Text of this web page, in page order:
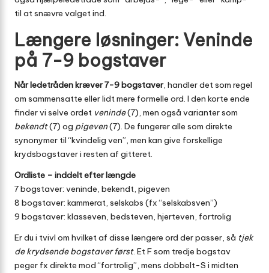
til at snævre valget ind.
Længere løsninger: Veninde
på 7-9 bogstaver
Når ledetråden kræver 7-9 bogstaver, handler det som regel
om sammensatte eller lidt mere formelle ord. I den korte ende
finder vi selve ordet veninde(7), men også varianter som
bekendt(7) og pigeven(7). De fungerer alle som direkte
synonymer til “kvindelig ven”, men kan give forskellige
krydsbogstaver i resten af gitteret.
Ordliste – inddelt efter længde
7 bogstaver: veninde, bekendt, pigeven
8 bogstaver: kammerat, selskabs (fx “selskabsven”)
9 bogstaver: klasseven, bedsteven, hjerteven, fortrolig
Er du i tvivl om hvilket af disse længere ord der passer, så tjek
de krydsende bogstaver først. Et F som tredje bogstav
peger fx direkte mod “fortrolig”, mens dobbelt-S i midten